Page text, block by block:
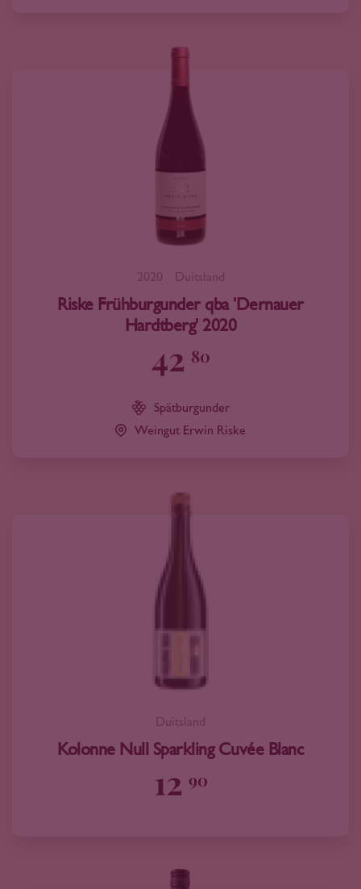
2020 Duitsland
Riske Frühburgunder qba 'Dernauer
Hardtberg' 2020
42 80
Spätburgunder
Weingut Erwin Riske
Duitsland
Kolonne Null Sparkling Cuvée Blanc
12 90